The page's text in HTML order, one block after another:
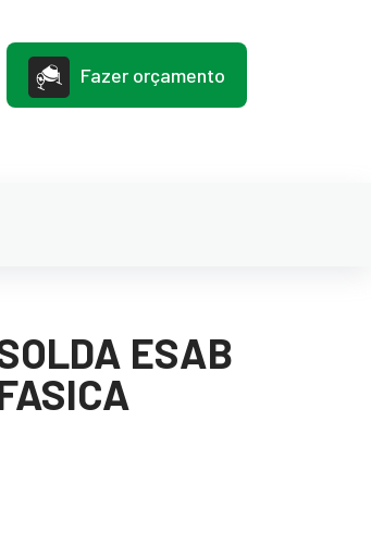
Fazer orçamento
ESAB